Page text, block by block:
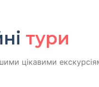
тури
цікавими